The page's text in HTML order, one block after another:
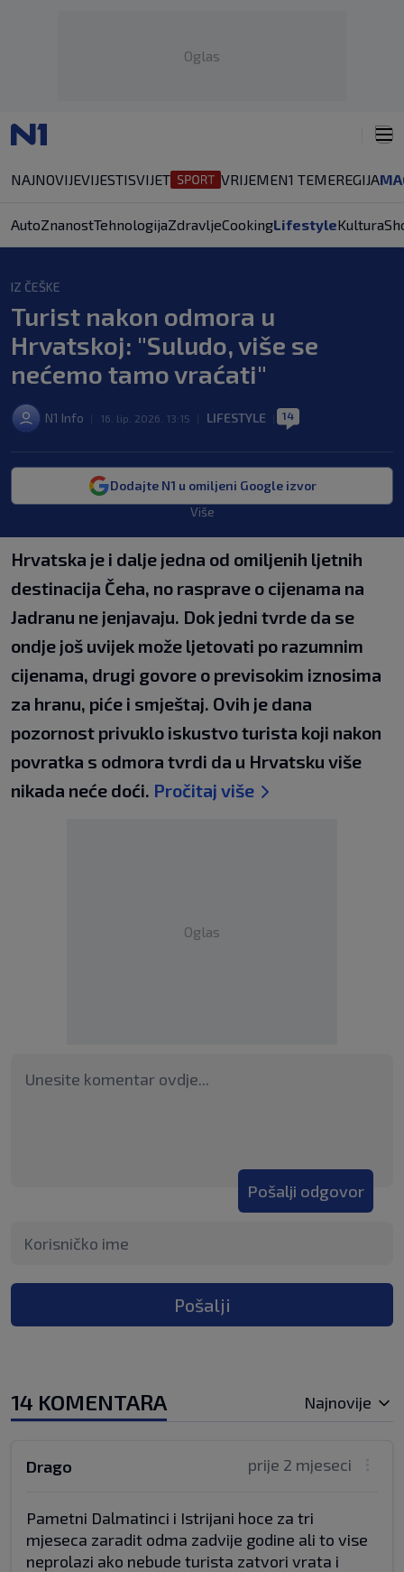
Oglas
NAJNOVIJEVIJESTISVIJET VRIJEMEN1 TEMEREGIJA
AutoZnanostTehnologijaZdravljeCookingLifestyleKultura
IZ ČEŠKE
Turist nakon odmora u
Hrvatskoj: "Suludo, više se
nećemo tamo vraćati"
N1 Info 16. lip. 2026. 13:15 LIFESTYLE 14
Dodajte N1 u omiljeni Google izvor
Više
Hrvatska je i dalje jedna od omiljenih ljetnih
destinacija Čeha, no rasprave o cijenama na
Jadranu ne jenjavaju. Dok jedni tvrde da se
ondje još uvijek može ljetovati po razumnim
cijenama, drugi govore o previsokim iznosima
za hranu, piće i smještaj. Ovih je dana
pozornost privuklo iskustvo turista koji nakon
povratka s odmora tvrdi da u Hrvatsku više
nikada neće doći. Pročitaj više
Oglas
Pošalji odgovor
Pošalji
14 KOMENTARA Najnovije
prije 2 mjeseci
Drago
Pametni Dalmatinci i Istrijani hoce za tri
mjeseca zaradit odma zadvije godine ali to vise
neprolazi ako nebude turista zatvori vrata i